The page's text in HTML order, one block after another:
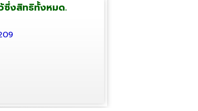
ซึ่งสิทธิทั้งหมด.